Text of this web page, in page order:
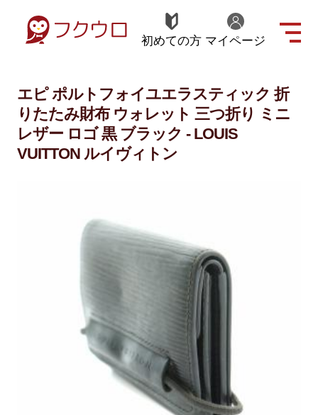
初めての方 マイページ
エピ ポルトフォイユエラスティック 折
りたたみ財布 ウォレット 三つ折り ミニ
レザー ロゴ 黒 ブラック - LOUIS
VUITTON ルイヴィトン